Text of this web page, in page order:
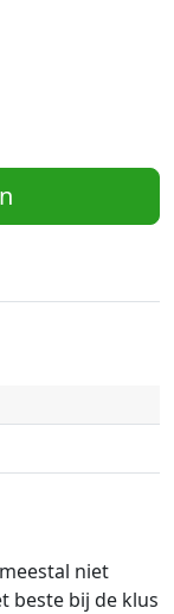
niet
beste bij de klus